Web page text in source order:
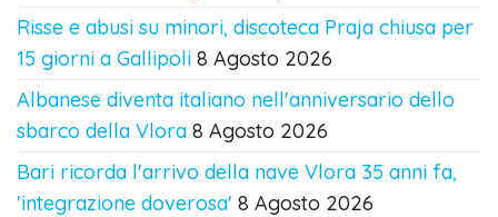
Risse e abusi su minori, discoteca Praja chiusa per
15 giorni a Gallipoli 8 Agosto 2026
Albanese diventa italiano nell'anniversario dello
sbarco della Vlora 8 Agosto 2026
Bari ricorda l'arrivo della nave Vlora 35 anni fa,
'integrazione doverosa' 8 Agosto 2026